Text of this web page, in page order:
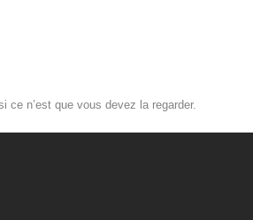
ce n’est que vous devez la regarder.